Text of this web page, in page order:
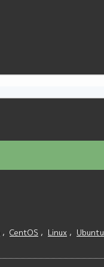
, CentOS , Linux , Ubuntu